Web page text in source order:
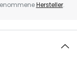
Hersteller.